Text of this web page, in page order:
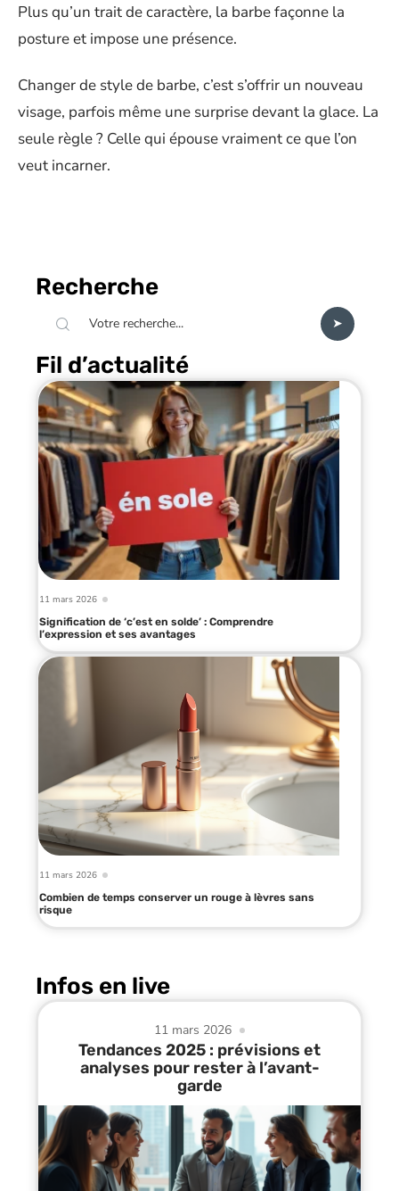
Plus qu’un trait de caractère, la barbe façonne la
posture et impose une présence.
Changer de style de barbe, c’est s’offrir un nouveau
visage, parfois même une surprise devant la glace. La
seule règle ? Celle qui épouse vraiment ce que l’on
veut incarner.
Recherche
Fil d’actualité
11 mars 2026
Signification de ‘c’est en solde’ : Comprendre
l’expression et ses avantages
11 mars 2026
Combien de temps conserver un rouge à lèvres sans
risque
Infos en live
11 mars 2026
Tendances 2025 : prévisions et
analyses pour rester à l’avant-
garde